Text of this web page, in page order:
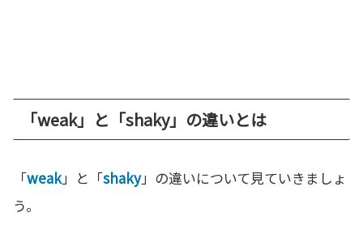
「weak」と「shaky」の違いとは
「weak」と「shaky」の違いについて見ていきましょ
う。